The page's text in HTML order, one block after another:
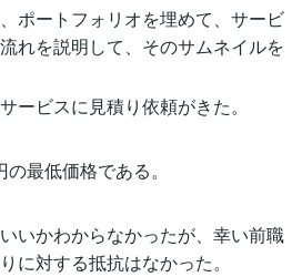
ポートフォリオを埋めて、サービ
れを説明して、そのサムネイルを
ービスに見積り依頼がきた。
最低価格である。
いかわからなかったが、幸い前職
に対する抵抗はなかった。